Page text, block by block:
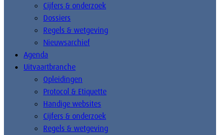
Cijfers & onderzoek
Dossiers
Regels & wetgeving
Nieuwsarchief
Agenda
Uitvaartbranche
Opleidingen
Protocol & Etiquette
Handige websites
Cijfers & onderzoek
Regels & wetgeving